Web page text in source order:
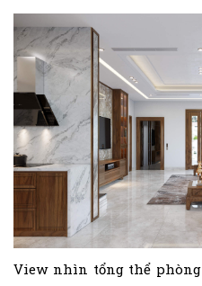
View nhìn tổng thể